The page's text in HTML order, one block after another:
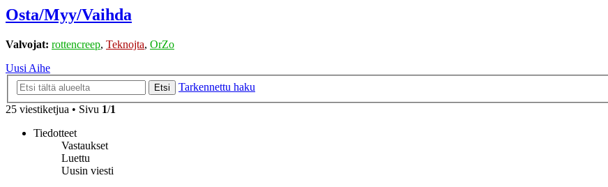
Osta/Myy/Vaihda
Valvojat: rottencreep, Teknojta, OrZo
Uusi Aihe
Etsi
Tarkennettu haku
25 viestiketjua • Sivu 1/1
Tiedotteet
Vastaukset
Luettu
Uusin viesti